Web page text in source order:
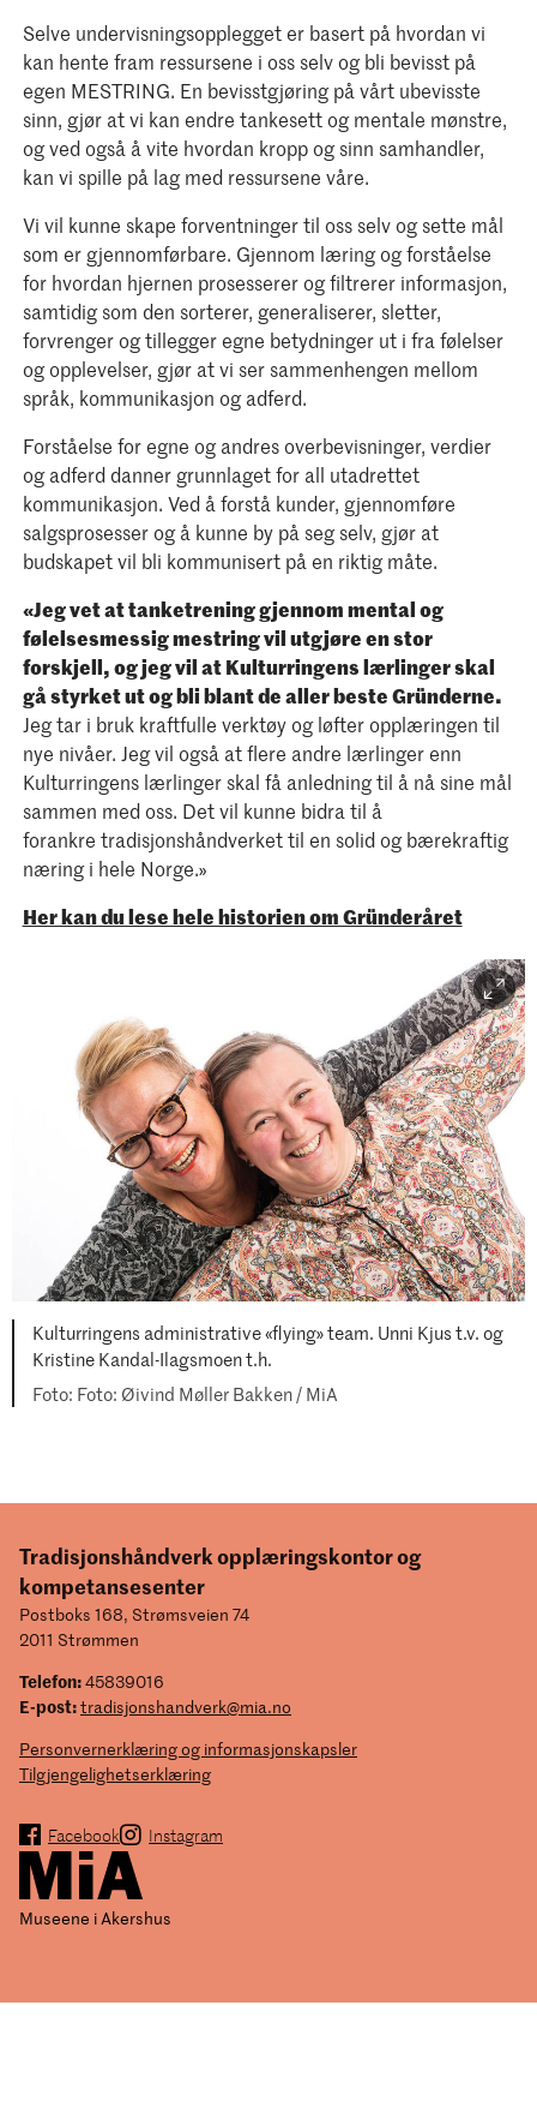
Selve undervisningsopplegget er basert på hvordan vi
kan hente fram ressursene i oss selv og bli bevisst på
egen MESTRING. En bevisstgjøring på vårt ubevisste
sinn, gjør at vi kan endre tankesett og mentale mønstre,
og ved også å vite hvordan kropp og sinn samhandler,
kan vi spille på lag med ressursene våre.
Vi vil kunne skape forventninger til oss selv og sette mål
som er gjennomførbare. Gjennom læring og forståelse
for hvordan hjernen prosesserer og filtrerer informasjon,
samtidig som den sorterer, generaliserer, sletter,
forvrenger og tillegger egne betydninger ut i fra følelser
og opplevelser, gjør at vi ser sammenhengen mellom
språk, kommunikasjon og adferd.
Forståelse for egne og andres overbevisninger, verdier
og adferd danner grunnlaget for all utadrettet
kommunikasjon. Ved å forstå kunder, gjennomføre
salgsprosesser og å kunne by på seg selv, gjør at
budskapet vil bli kommunisert på en riktig måte.
«Jeg vet at tanketrening gjennom mental og
følelsesmessig mestring vil utgjøre en stor
forskjell, og jeg vil at Kulturringens lærlinger skal
gå styrket ut og bli blant de aller beste Gründerne.
Jeg tar i bruk kraftfulle verktøy og løfter opplæringen til
nye nivåer. Jeg vil også at flere andre lærlinger enn
Kulturringens lærlinger skal få anledning til å nå sine mål
sammen med oss. Det vil kunne bidra til å
forankre tradisjonshåndverket til en solid og bærekraftig
næring i hele Norge.»
Her kan du lese hele historien om Gründeråret
Kulturringens administrative «flying» team. Unni Kjus t.v. og
Kristine Kandal-Ilagsmoen t.h.
Foto: Øivind Møller Bakken / MiA
Tradisjonshåndverk opplæringskontor og
kompetansesenter
Postboks 168, Strømsveien 74
2011 Strømmen
Telefon:45839016
E-post:tradisjonshandverk@mia.no
Personvernerklæring og informasjonskapsler
Tilgjengelighetserklæring
Facebook Instagram
Museene i Akershus